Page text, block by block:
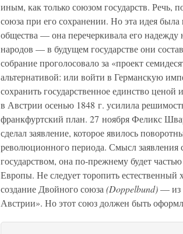
иным, как только союзом государств. Речь,
союза при его сохранении. Но эта идея
общества — она перечеркивала его надежду
народов — в будущем государстве они
собрание проголосовало за «проект
альтернативой: или войти в Германскую
сохранить государственное единство
в Австрии осенью 1848 г. усилила
франкфуртский план. 27 ноября Феликс
сделал заявление, которое явилось
революционного периода. Смысл
государством, она по-прежнему будет
Европы. Не следует торопить естественный
создание Двойного союза (Doppelbund)— из
Австрии». Но этот союз должен быть